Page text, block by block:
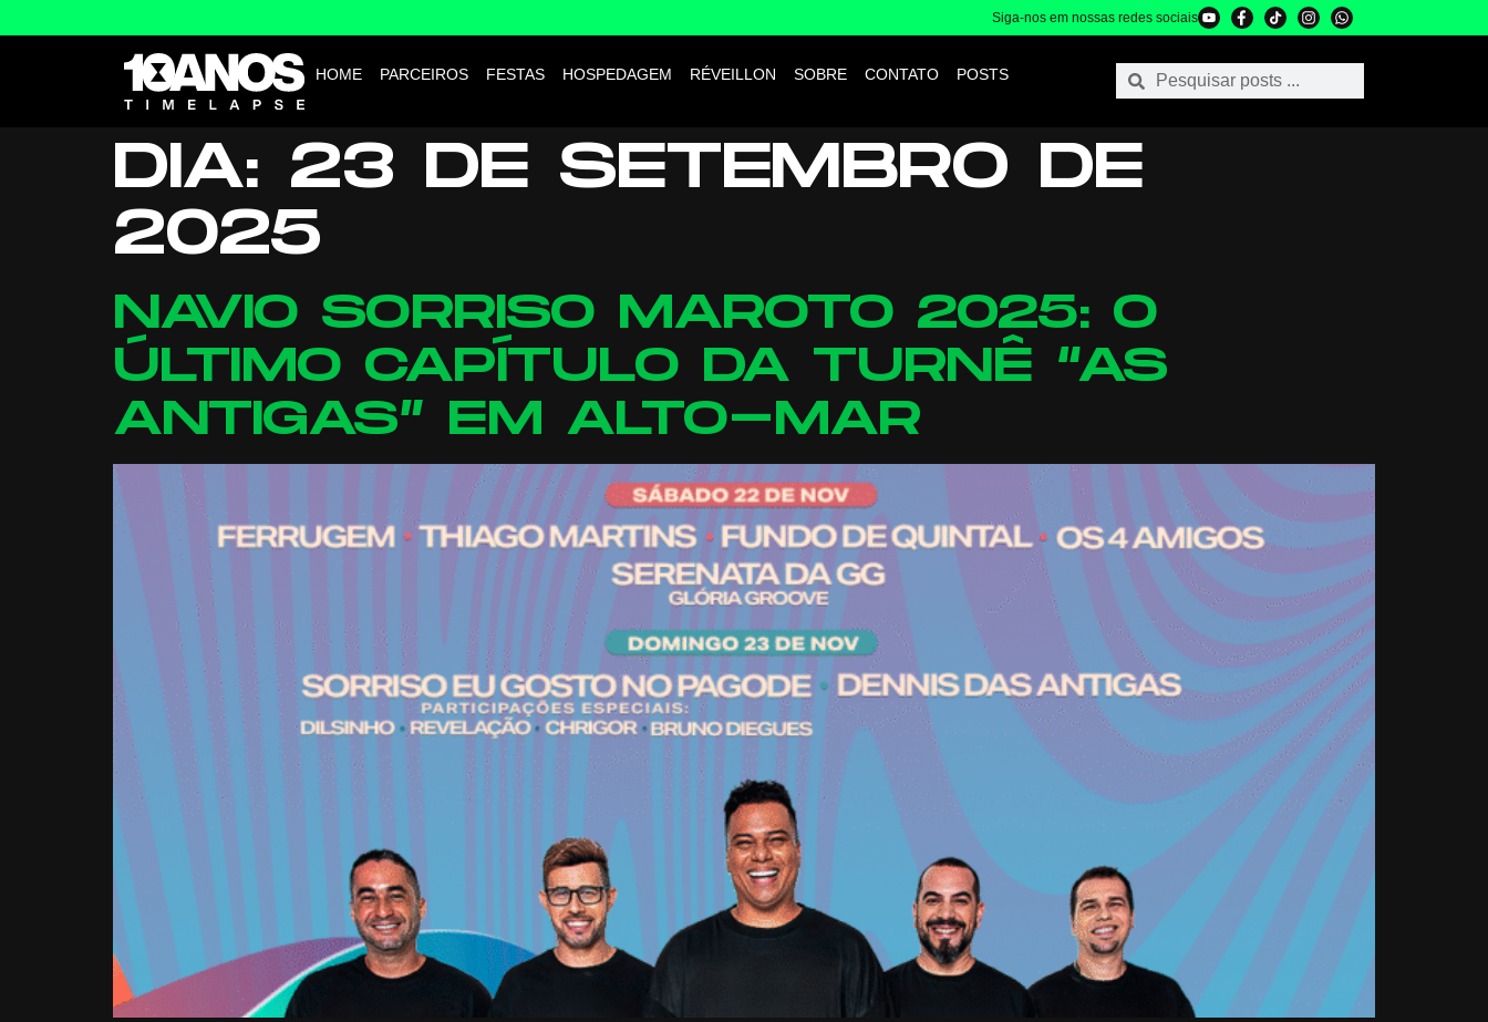
Siga-nos em nossas redes sociais
HOME PARCEIROS FESTAS HOSPEDAGEM RÉVEILLON SOBRE CONTATO POSTS
DIA: 23 DE SETEMBRO DE
2025
NAVIO SORRISO MAROTO 2025: O
ÚLTIMO CAPÍTULO DA TURNÊ “AS
ANTIGAS” EM ALTO-MAR